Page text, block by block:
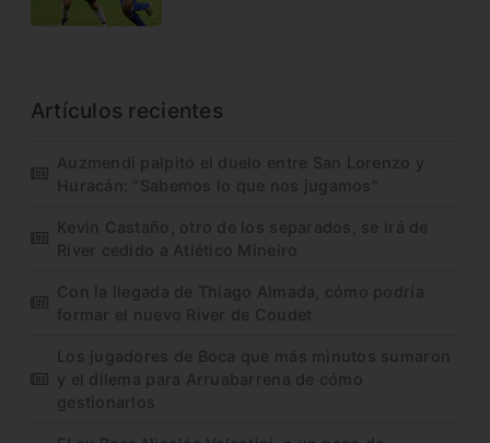
Artículos recientes
Auzmendi palpitó el duelo entre San Lorenzo y
Huracán: “Sabemos lo que nos jugamos”
Kevin Castaño, otro de los separados, se irá de
River cedido a Atlético Mineiro
Con la llegada de Thiago Almada, cómo podría
formar el nuevo River de Coudet
Los jugadores de Boca que más minutos sumaron
y el dilema para Arruabarrena de cómo
gestionarlos